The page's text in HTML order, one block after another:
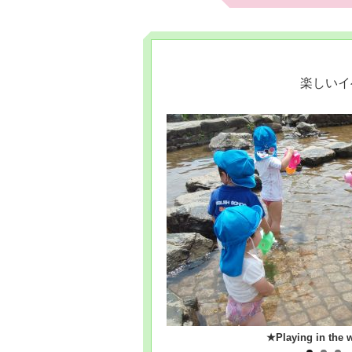
楽しい
★Playing in the water★